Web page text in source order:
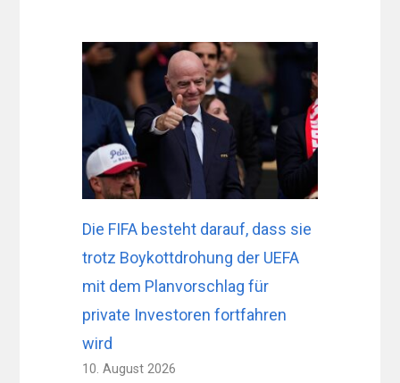
Die FIFA besteht darauf, dass sie
trotz Boykottdrohung der UEFA
mit dem Planvorschlag für
private Investoren fortfahren
wird
10. August 2026